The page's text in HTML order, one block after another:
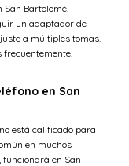
San Bartolomé.
un adaptador de
a múltiples tomas.
frecuentemente.
en San
está calificado para
en muchos
en San